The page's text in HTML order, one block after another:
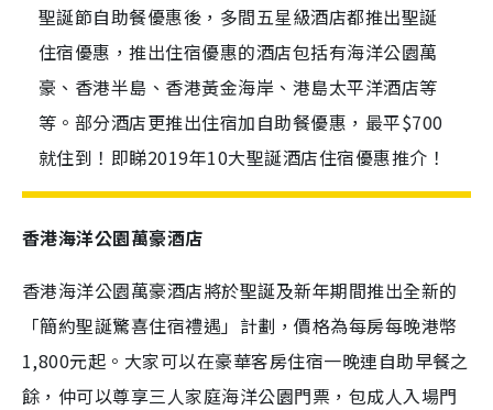
聖誕節自助餐優惠後，多間五星級酒店都推出聖誕
住宿優惠，推出住宿優惠的酒店包括有海洋公園萬
豪、香港半島、香港黃金海岸、港島太平洋酒店等
等。部分酒店更推出住宿加自助餐優惠，最平$700
就住到！即睇2019年10大聖誕酒店住宿優惠推介！
香港海洋公園萬豪酒店
香港海洋公園萬豪酒店將於聖誕及新年期間推出全新的
「簡約聖誕驚喜住宿禮遇」計劃，價格為每房每晚港幣
1,800元起。大家可以在豪華客房住宿一晚連自助早餐之
餘，仲可以尊享三人家庭海洋公園門票，包成人入場門